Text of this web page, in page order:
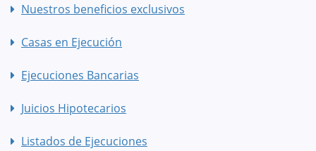
Nuestros beneficios exclusivos
Casas en Ejecución
Ejecuciones Bancarias
Juicios Hipotecarios
Listados de Ejecuciones